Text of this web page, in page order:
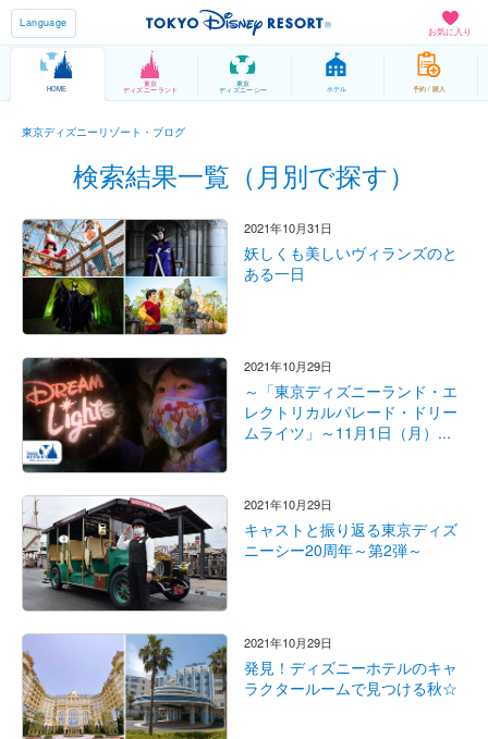
お気に入り
Language
HOME
東京
ディズニーランド
東京
ディズニーシー ホテル 予約 / 購入
東京ディズニーリゾート・ブログ
検索結果一覧（月別で探す）
2021年10月31日
妖しくも美しいヴィランズのと
ある一日
2021年10月29日
～「東京ディズニーランド・エ
レクトリカルパレード・ドリー
ムライツ」～11月1日（月）...
2021年10月29日
キャストと振り返る東京ディズ
ニーシー20周年～第2弾～
2021年10月29日
発見！ディズニーホテルのキャ
ラクタールームで見つける秋☆